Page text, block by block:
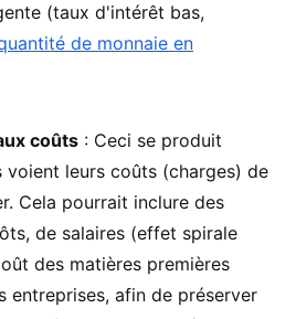
(taux d'intérêt bas,
de monnaie en
coûts : Ceci se produit
voient leurs coûts (charges) de
Cela pourrait inclure des
de salaires (effet spirale
des matières premières
entreprises, afin de préserver